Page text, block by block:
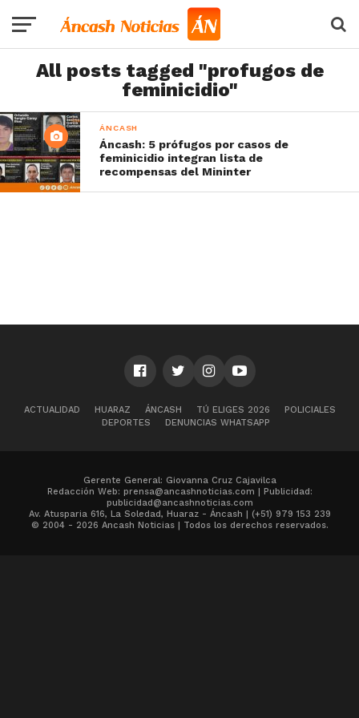
All posts tagged "profugos de
feminicidio"
ÁNCASH
Áncash: 5 prófugos por casos de
feminicidio integran lista de
recompensas del Mininter
ACTUALIDAD HUARAZ ÁNCASH TÚ ELIGES 2026
POLICIALES
DEPORTES
DENUNCIAS WHATSAPP
Gerente General: Giovanna Cruz Cajavilca
Redacción Web: prensa@ancashnoticias.com | Publicidad:
publicidad@ancashnoticias.com
Av. Atusparia 616, La Soledad, Huaraz - Áncash | (+51) 979 153 239
© 2004 - 2026 Ancash Noticias | Todos los derechos reservados.